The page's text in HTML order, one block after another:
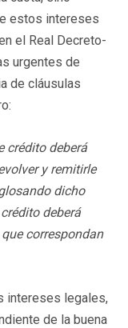
estos intereses
el Real Decreto-
urgentes de
de cláusulas
crédito deberá
y remitirle
dicho
deberá
correspondan
intereses legales,
de la buena